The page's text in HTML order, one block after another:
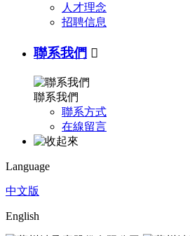
人才理念
招聘信息
聯系我們 
聯系我們
聯系方式
在線留言
Language
中文版
English